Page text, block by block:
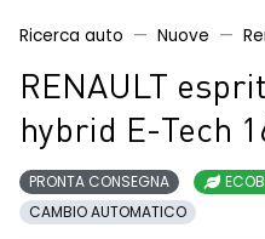
Ricerca auto Nuove
RENAULT
hybrid E-Tech
PRONTA CONSEGNA
CAMBIO AUTOMATICO